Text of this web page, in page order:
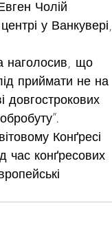
у Ванкувері,
наголосив, що
приймати не на
довгострокових
Конґресі
час конґресових